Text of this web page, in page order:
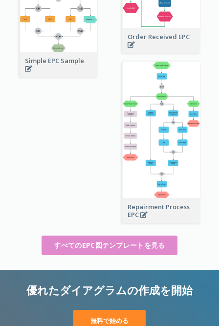
Order Received EPC
Simple EPC Sample
Repairment Process
EPC
すべてのEPC図テンプレートを見る
優れたダイアグラムの作成を開始
無料で始める